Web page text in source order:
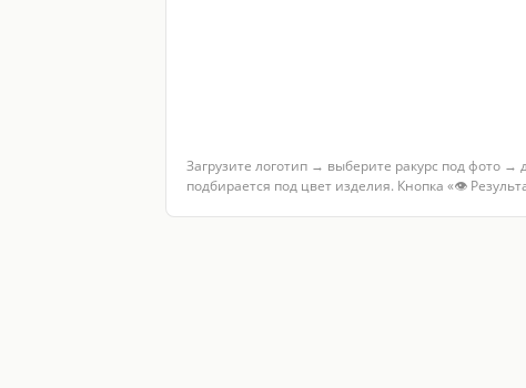
Загрузите логотип → выберите ракурс под фото →
подбирается под цвет изделия. Кнопка «👁